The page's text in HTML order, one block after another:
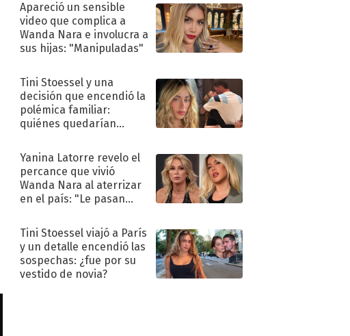
Apareció un sensible
video que complica a
Wanda Nara e involucra a
sus hijas: "Manipuladas"
Tini Stoessel y una
decisión que encendió la
polémica familiar:
quiénes quedarían
Yanina Latorre revelo el
percance que vivió
Wanda Nara al aterrizar
en el país: "Le pasan
Tini Stoessel viajó a París
y un detalle encendió las
sospechas: ¿fue por su
vestido de novia?